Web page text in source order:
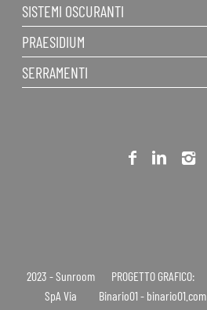
SISTEMI OSCURANTI
PRAESIDIUM
SERRAMENTI
2023 - Sunroom
SpA Via
PROGETTO GRAFICO:
Binario01 - binario01.com